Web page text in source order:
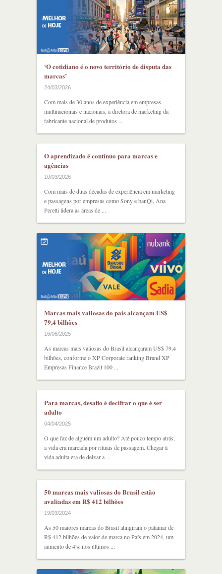
‘O cotidiano é o novo território de disputa das
marcas’
24/03/2026
Com mais de 30 anos de experiência em empresas
multinacionais e nacionais, a diretora de marketing da
fabricante nacional de produtos ...
O aprendizado é contínuo para marcas e
agências
10/03/2026
Com mais de duas décadas de experiência em marketing
e passagens por empresas como Sony e banQi, Ana
Peretti lidera as áreas de ...
Marcas mais valiosas do país alcançam US$
79,4 bilhões
16/06/2025
As marcas mais valiosas do Brasil alcançaram US$ 79,4
bilhões, conforme o XP Corporate ranking Brand XP
Empresas Finance Brazil 100 ...
Para marcas, desafio é decifrar o que é ser
adulto
04/04/2025
O que faz de alguém um adulto? Até pouco tempo atrás,
a vida era marcada por rituais de passagem. Chegar à
vida adulta era de deixar a ...
50 marcas mais valiosas do Brasil estão
avaliadas em R$ 412 bilhões
19/03/2024
As 50 maiores marcas do Brasil atingiram o patamar de
R$ 412 bilhões de valor de marca no País em 2024, um
aumento de 4% nos últimos ...